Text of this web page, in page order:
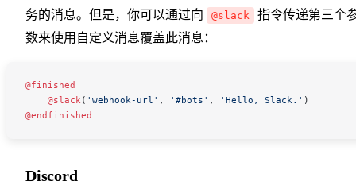
务的消息。但是，你可以通过向
@slack
指令传递第三个
数来使用自定义消息覆盖此消息：
@finished
    @slack
( 'webhook-url' , '#bots' , 'Hello, Slack.' )
@endfinished
Discord